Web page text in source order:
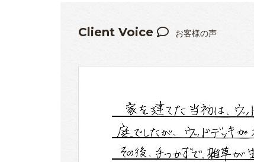
Client Voice お客様の声